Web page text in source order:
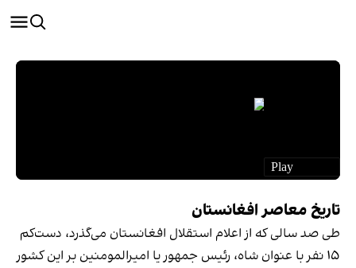
تاریخ معاصر افغانستان
طی صد سالی که از اعلام استقلال افغانستان می‌گذرد، دست‌کم
۱۵ نفر با عنوان شاه، رئیس جمهور یا امیرالمومنین بر این کشور